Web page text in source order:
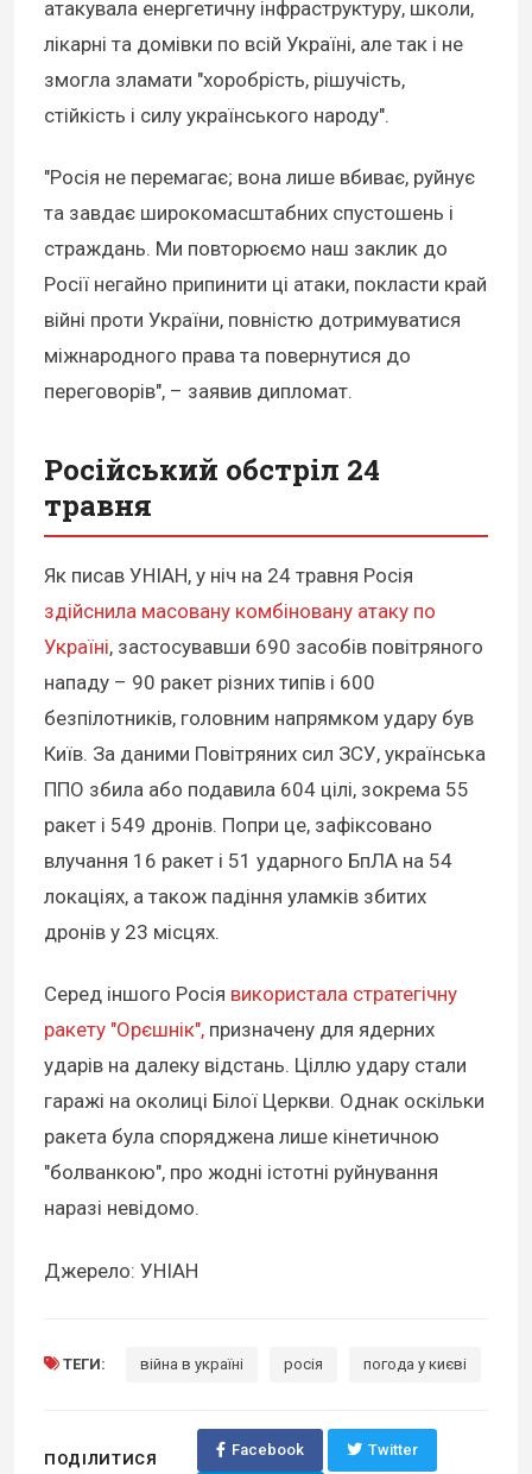
атакувала енергетичну інфраструктуру, школи,
лікарні та домівки по всій Україні, але так і не
змогла зламати "хоробрість, рішучість,
стійкість і силу українського народу".
"Росія не перемагає; вона лише вбиває, руйнує
та завдає широкомасштабних спустошень і
страждань. Ми повторюємо наш заклик до
Росії негайно припинити ці атаки, покласти край
війні проти України, повністю дотримуватися
міжнародного права та повернутися до
переговорів", – заявив дипломат.
Російський обстріл 24
травня
Як писав УНІАН, у ніч на 24 травня Росія
здійснила масовану комбіновану атаку по
Україні, застосувавши 690 засобів повітряного
нападу – 90 ракет різних типів і 600
безпілотників, головним напрямком удару був
Київ. За даними Повітряних сил ЗСУ, українська
ППО збила або подавила 604 цілі, зокрема 55
ракет і 549 дронів. Попри це, зафіксовано
влучання 16 ракет і 51 ударного БпЛА на 54
локаціях, а також падіння уламків збитих
дронів у 23 місцях.
Серед іншого Росія використала стратегічну
ракету "Орєшнік", призначену для ядерних
ударів на далеку відстань. Ціллю удару стали
гаражі на околиці Білої Церкви. Однак оскільки
ракета була споряджена лише кінетичною
"болванкою", про жодні істотні руйнування
наразі невідомо.
Джерело: УНІАН
ТЕГИ: війна в україні росія погода у києві
ПОДІЛИТИСЯ
Facebook Twitter